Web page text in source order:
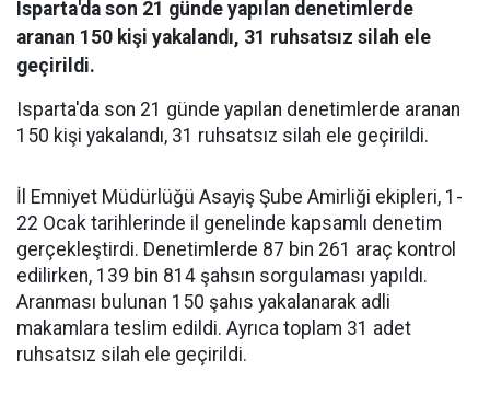
Isparta'da son 21 günde yapılan denetimlerde
aranan 150 kişi yakalandı, 31 ruhsatsız silah ele
geçirildi.
Isparta'da son 21 günde yapılan denetimlerde aranan
150 kişi yakalandı, 31 ruhsatsız silah ele geçirildi.
İl Emniyet Müdürlüğü Asayiş Şube Amirliği ekipleri, 1-
22 Ocak tarihlerinde il genelinde kapsamlı denetim
gerçekleştirdi. Denetimlerde 87 bin 261 araç kontrol
edilirken, 139 bin 814 şahsın sorgulaması yapıldı.
Aranması bulunan 150 şahıs yakalanarak adli
makamlara teslim edildi. Ayrıca toplam 31 adet
ruhsatsız silah ele geçirildi.